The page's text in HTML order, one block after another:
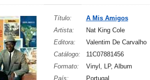
Título:
A Mis Amigos
Artista:
Nat King Cole
Editora:
Valentim De Carvalho
Catálogo:
11C07881456
Formato:
Vinyl, LP, Album
País:
Portugal